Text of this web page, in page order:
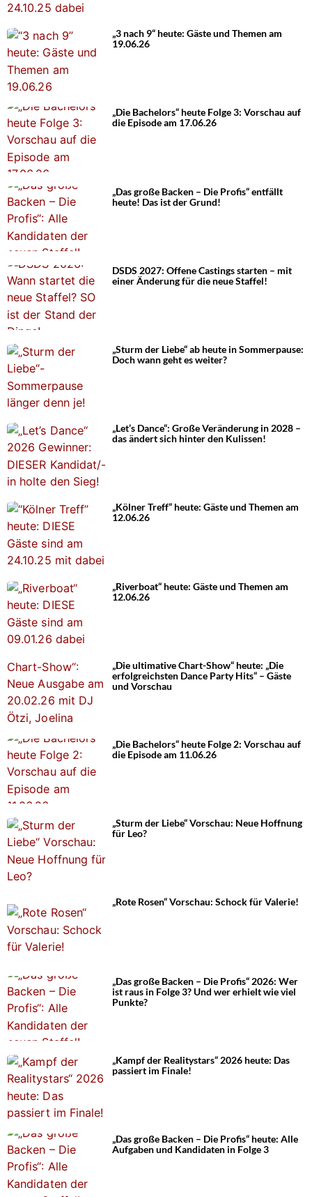
„3 nach 9“ heute: Gäste und Themen am
19.06.26
„Die Bachelors“ heute Folge 3: Vorschau auf
die Episode am 17.06.26
„Das große Backen – Die Profis“ entfällt
heute! Das ist der Grund!
DSDS 2027: Offene Castings starten – mit
einer Änderung für die neue Staffel!
„Sturm der Liebe“ ab heute in Sommerpause:
Doch wann geht es weiter?
„Let’s Dance“: Große Veränderung in 2028 –
das ändert sich hinter den Kulissen!
„Kölner Treff“ heute: Gäste und Themen am
12.06.26
„Riverboat“ heute: Gäste und Themen am
12.06.26
„Die ultimative Chart-Show“ heute: „Die
erfolgreichsten Dance Party Hits“ – Gäste
und Vorschau
„Die Bachelors“ heute Folge 2: Vorschau auf
die Episode am 11.06.26
„Sturm der Liebe“ Vorschau: Neue Hoffnung
für Leo?
„Rote Rosen“ Vorschau: Schock für Valerie!
„Das große Backen – Die Profis“ 2026: Wer
ist raus in Folge 3? Und wer erhielt wie viel
Punkte?
„Kampf der Realitystars“ 2026 heute: Das
passiert im Finale!
„Das große Backen – Die Profis“ heute: Alle
Aufgaben und Kandidaten in Folge 3